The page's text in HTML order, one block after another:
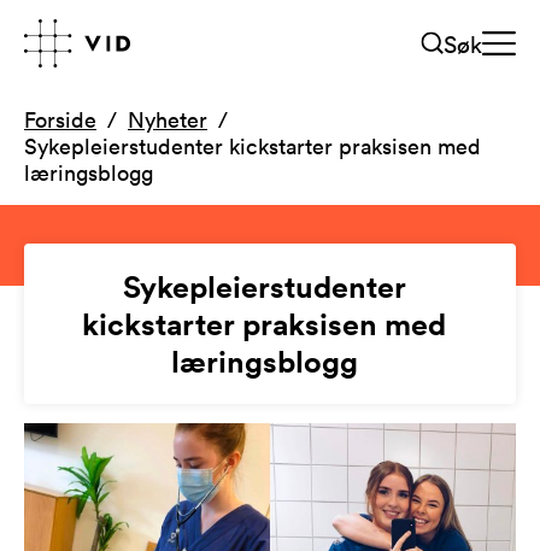
Søk
Forside
Nyheter
Sykepleierstudenter kickstarter praksisen med
læringsblogg
Sykepleierstudenter
kickstarter praksisen med
læringsblogg